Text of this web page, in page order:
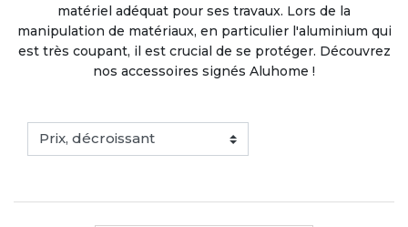
matériel adéquat pour ses travaux. Lors de la
manipulation de matériaux, en particulier l'aluminium qui
est très coupant, il est crucial de se protéger. Découvrez
nos accessoires signés Aluhome !